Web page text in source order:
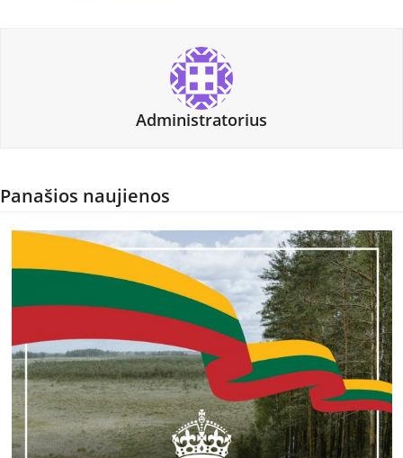
Administratorius
Panašios naujienos